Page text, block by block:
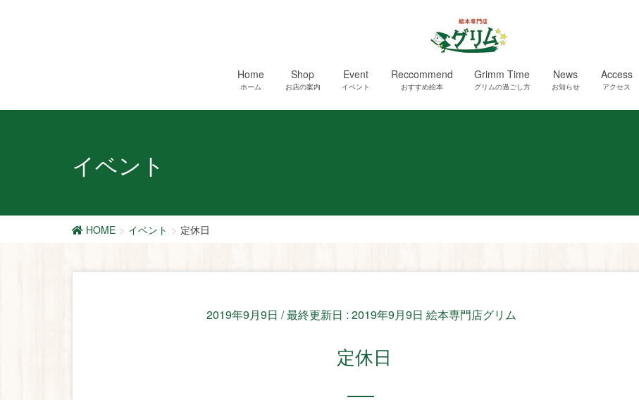
Home
ホーム
Shop
お店の案内
Event
イベント
Reccommend
おすすめ絵本
Grimm Time
グリムの過ごし方
News
お知らせ
Access
アクセス
イベント
HOME イベント 定休日
2019年9月9日 / 最終更新日 :2019年9月9日 絵本専門店グリム
定休日